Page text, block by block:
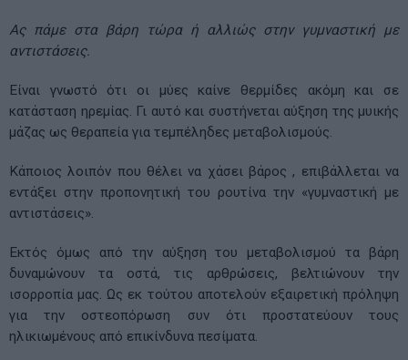
Ας πάμε στα βάρη τώρα ή αλλιώς στην γυμναστική με
αντιστάσεις.
Είναι γνωστό ότι οι μύες καίνε θερμίδες ακόμη και σε
κατάσταση ηρεμίας. Γι αυτό και συστήνεται αύξηση της μυικής
μάζας ως θεραπεία για τεμπέληδες μεταβολισμούς.
Κάποιος λοιπόν που θέλει να χάσει βάρος , επιβάλλεται να
εντάξει στην προπονητική του ρουτίνα την «γυμναστική με
αντιστάσεις».
Εκτός όμως από την αύξηση του μεταβολισμού τα βάρη
δυναμώνουν τα οστά, τις αρθρώσεις, βελτιώνουν την
ισορροπία μας. Ως εκ τούτου αποτελούν εξαιρετική πρόληψη
για την οστεοπόρωση συν ότι προστατεύουν τους
ηλικιωμένους από επικίνδυνα πεσίματα.